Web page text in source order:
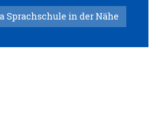
Sprachschule in der Nähe